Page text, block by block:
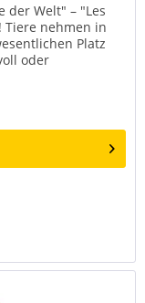
der Welt" – "Les
Tiere nehmen in
Platz
oder